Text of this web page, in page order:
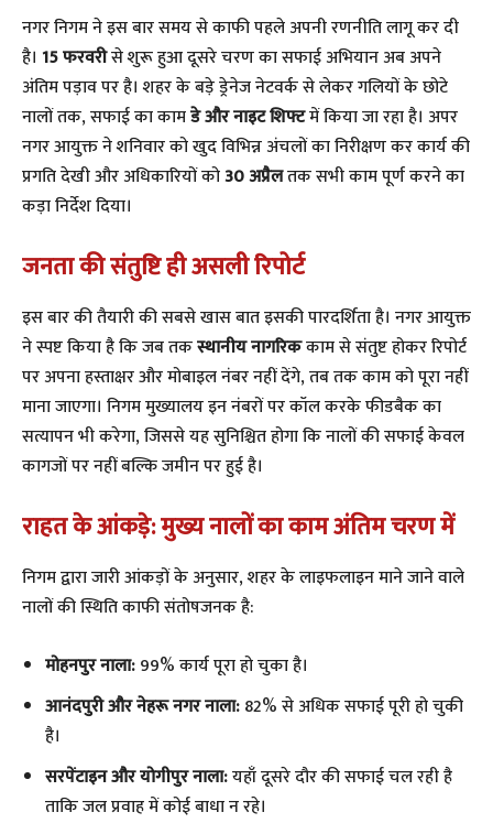
​नगर निगम ने इस बार समय से काफी पहले अपनी रणनीति लागू कर दी
है। 15 फरवरीसे शुरू हुआ दूसरे चरण का सफाई अभियान अब अपने
अंतिम पड़ाव पर है। शहर के बड़े ड्रेनेज नेटवर्क से लेकर गलियों के छोटे
नालों तक, सफाई का कामडे और नाइट शिफ्टमें किया जा रहा है। अपर
नगर आयुक्त ने शनिवार को खुद विभिन्न अंचलों का निरीक्षण कर कार्य की
प्रगति देखी और अधिकारियों को30 अप्रैलतक सभी काम पूर्ण करने का
कड़ा निर्देश दिया।
जनता की संतुष्टि ही असली रिपोर्ट
​इस बार की तैयारी की सबसे खास बात इसकी पारदर्शिता है। नगर आयुक्त
ने स्पष्ट किया है कि जब तकस्थानीय नागरिककाम से संतुष्ट होकर रिपोर्ट
पर अपना हस्ताक्षर और मोबाइल नंबर नहीं देंगे, तब तक काम को पूरा नहीं
माना जाएगा। निगम मुख्यालय इन नंबरों पर कॉल करके फीडबैक का
सत्यापन भी करेगा, जिससे यह सुनिश्चित होगा कि नालों की सफाई केवल
कागजों पर नहीं बल्कि जमीन पर हुई है।
राहत के आंकड़े: मुख्य नालों का काम अंतिम चरण में
​निगम द्वारा जारी आंकड़ों के अनुसार, शहर के लाइफलाइन माने जाने वाले
नालों की स्थिति काफी संतोषजनक है:
मोहनपुर नाला:99% कार्य पूरा हो चुका है।
आनंदपुरी और नेहरू नगर नाला:82% से अधिक सफाई पूरी हो चुकी
है।
सरपेंटाइन और योगीपुर नाला:यहाँ दूसरे दौर की सफाई चल रही है
ताकि जल प्रवाह में कोई बाधा न रहे।